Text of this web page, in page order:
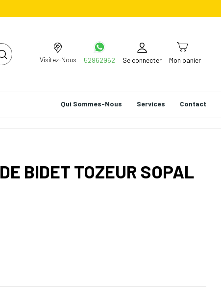
Visitez-Nous 52962962 Se connecter Mon panier
Qui Sommes-Nous Services Contact
BIDET TOZEUR SOPAL